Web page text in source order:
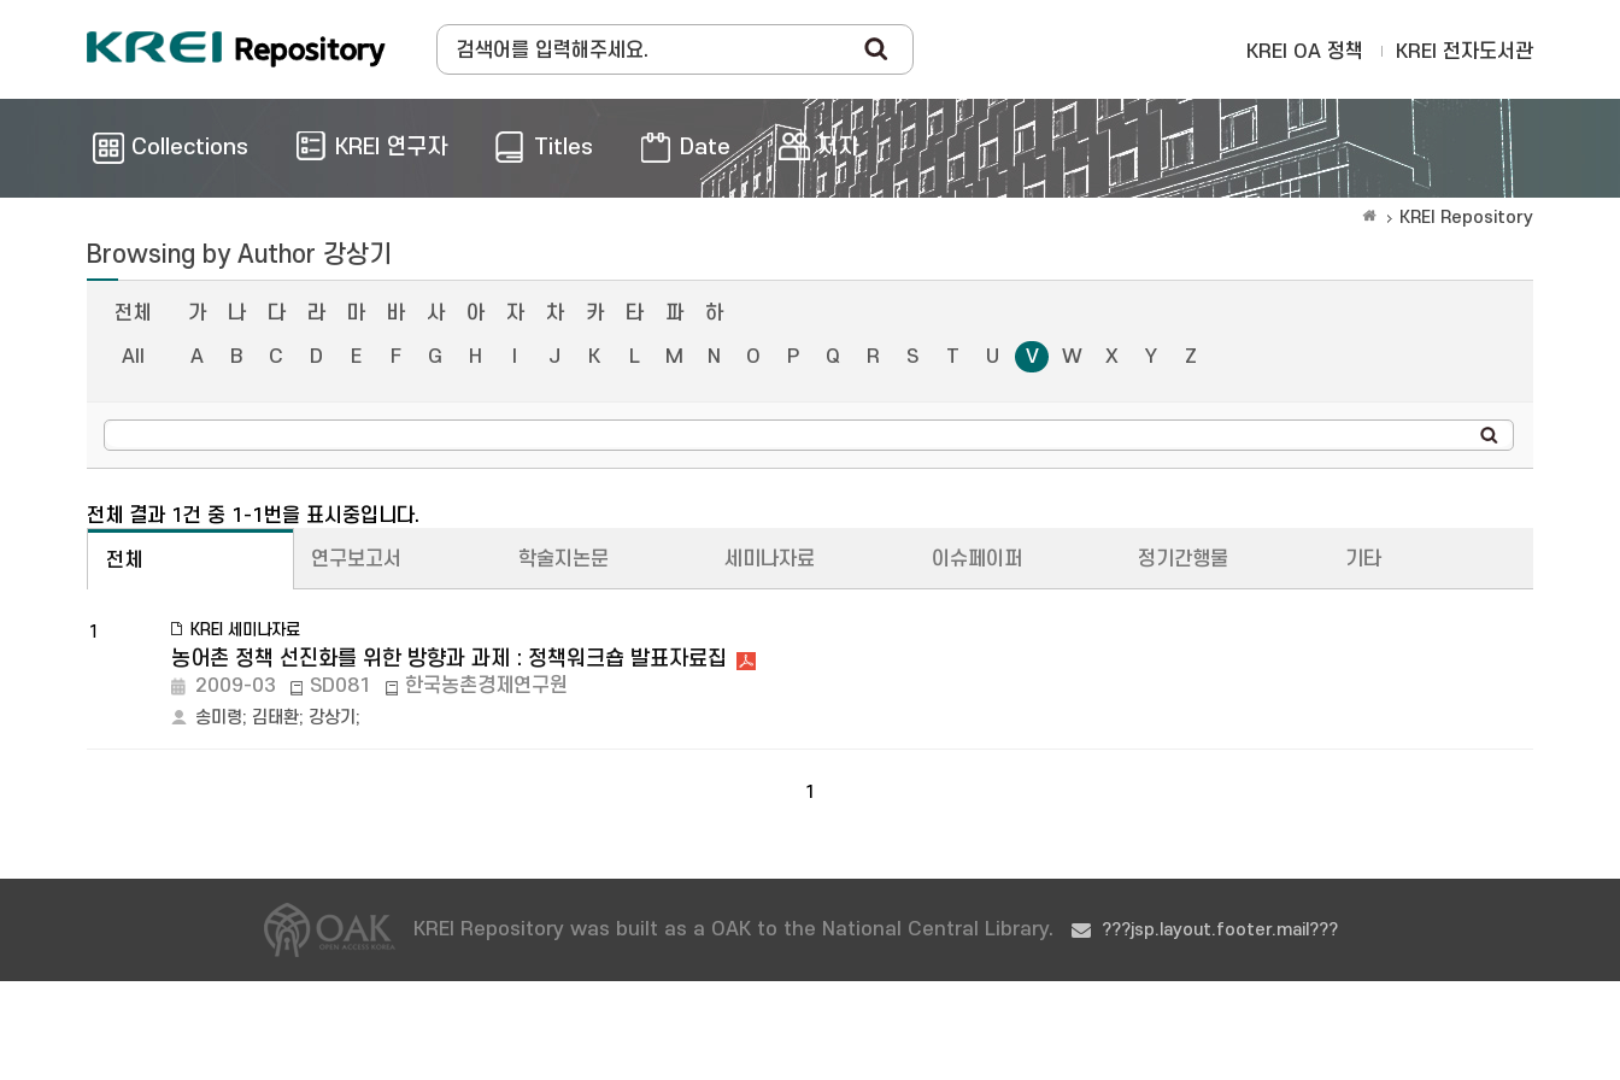
KREI OA 정책 KREI 전자도서관
Collections KREI 연구자 Titles Date 저자
KREI Repository
Browsing by Author 강상기
전체 가 나 다 라 마 바 사 아 자 차 카 타 파
하
All
A B C D E F G H J K L M N O P Q R S T U V W X Y Z
전체 결과 1건 중 1-1번을 표시중입니다.
전체 연구보고서 학술지논문 세미나자료 이슈페이퍼 정기간행물 기타
1 KREI 세미나자료
농어촌 정책 선진화를 위한 방향과 과제 : 정책워크숍 발표자료집
2009-03 SD081 한국농촌경제연구원
송미령; 김태환; 강상기 ;
1
KREI Repository was built as a OAK to the National Central Library. ???jsp.layout.footer.mail???